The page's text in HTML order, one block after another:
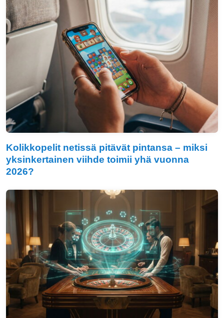
Kolikkopelit netissä pitävät pintansa – miksi
yksinkertainen viihde toimii yhä vuonna
2026?